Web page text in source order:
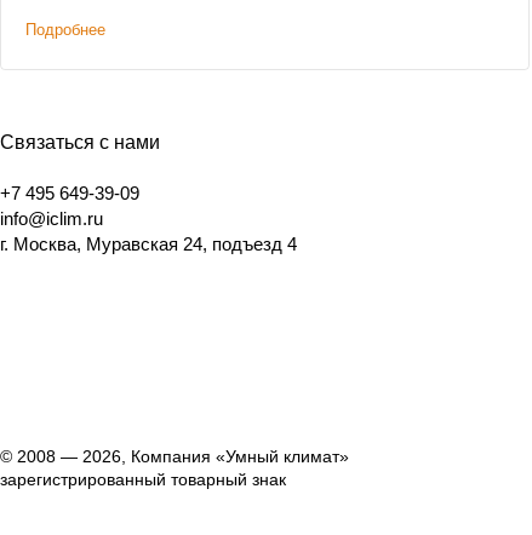
Подробнее
Связаться с нами
+7 495 649-39-09
info@iclim.ru
г. Москва, Муравская 24, подъезд 4
© 2008 — 2026, Компания «Умный климат»
зарегистрированный товарный знак